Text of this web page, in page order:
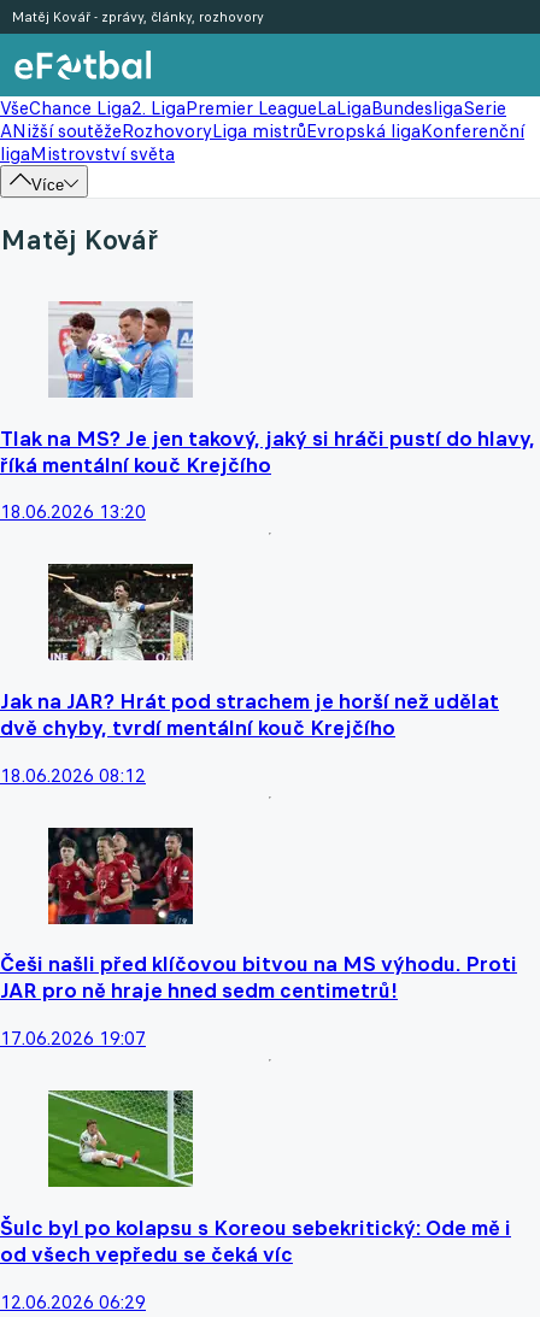
VšeChance Liga2. LigaPremier LeagueLaLigaBundesligaSerie
ANižší soutěžeRozhovoryLiga mistrůEvropská ligaKonferenční
ligaMistrovství světa
Více
Matěj Kovář - zprávy, články, rozhovory
Matěj Kovář
Tlak na MS? Je jen takový, jaký si hráči pustí do hlavy,
říká mentální kouč Krejčího
18.06.2026 13:20
Jak na JAR? Hrát pod strachem je horší než udělat
dvě chyby, tvrdí mentální kouč Krejčího
18.06.2026 08:12
Češi našli před klíčovou bitvou na MS výhodu. Proti
JAR pro ně hraje hned sedm centimetrů!
17.06.2026 19:07
Šulc byl po kolapsu s Koreou sebekritický: Ode mě i
od všech vepředu se čeká víc
12.06.2026 06:29